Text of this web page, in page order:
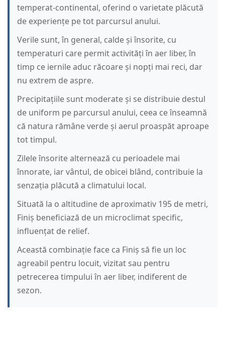
temperat-continental, oferind o varietate plăcută
de experiențe pe tot parcursul anului.
Verile sunt, în general, calde și însorite, cu
temperaturi care permit activități în aer liber, în
timp ce iernile aduc răcoare și nopți mai reci, dar
nu extrem de aspre.
Precipitațiile sunt moderate și se distribuie destul
de uniform pe parcursul anului, ceea ce înseamnă
că natura rămâne verde și aerul proaspăt aproape
tot timpul.
Zilele însorite alternează cu perioadele mai
înnorate, iar vântul, de obicei blând, contribuie la
senzația plăcută a climatului local.
Situată la o altitudine de aproximativ 195 de metri,
Finiș beneficiază de un microclimat specific,
influențat de relief.
Această combinație face ca Finiș să fie un loc
agreabil pentru locuit, vizitat sau pentru
petrecerea timpului în aer liber, indiferent de
sezon.